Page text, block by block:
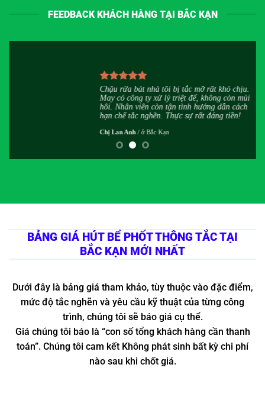
FEEDBACK KHÁCH HÀNG TẠI BẮC KẠN
Chậu rửa bát nhà tôi bị tắc mỡ rất khó chịu.
May có công ty xử lý triệt để, không còn mùi
hôi. Nhân viên còn tận tình hướng dẫn cách
hạn chế tắc nghẽn. Thực sự rất đáng tiền!
Chị Lan Anh /ở Bắc Kạn
BẢNG GIÁ HÚT BỂ PHỐT THÔNG TẮC TẠI
BẮC KẠN MỚI NHẤT
Dưới đây là bảng giá tham khảo, tùy thuộc vào đặc điểm,
mức độ tắc nghẽn và yêu cầu kỹ thuật của từng công
trình, chúng tôi sẽ báo giá cụ thể.
Giá chúng tôi báo là “con số tổng khách hàng cần thanh
toán”. Chúng tôi cam kết Không phát sinh bất kỳ chi phí
nào sau khi chốt giá.